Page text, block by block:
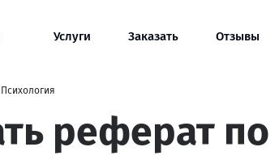
Услуги Заказать Отзывы
Психология
реферат по